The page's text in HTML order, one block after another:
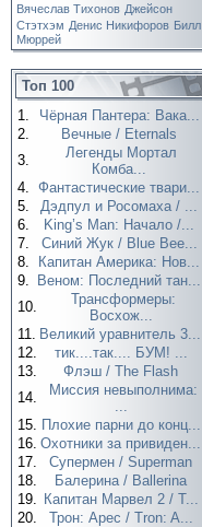
Вячеслав Тихонов Джейсон
Стэтхэм Денис Никифоров Билл
Мюррей
Топ 100
1.
Чёрная Пантера: Вака...
2.
Вечные / Eternals
3.
Легенды Мортал
Комба...
4. Фантастические твари...
5.
Дэдпул и Росомаха / ...
6.
King’s Man: Начало /...
7.
Синий Жук / Blue Bee...
8.
Капитан Америка: Нов...
9.
Веном: Последний тан...
10.
Трансформеры:
Восхож...
11. Великий уравнитель 3...
12.
тик....так.... БУМ! ...
13.
Флэш / The Flash
14.
Миссия невыполнима:
...
15. Плохие парни до конц...
16. Охотники за привиден...
17.
Супермен / Superman
18.
Балерина / Ballerina
19. Капитан Марвел 2 / T...
20.
Трон: Арес / Tron: A...